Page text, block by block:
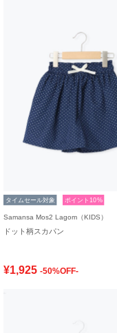
タイムセール対象 ポイント10%
Samansa Mos2 Lagom（KIDS）
ドット柄スカパン
¥1,925 -50%OFF-